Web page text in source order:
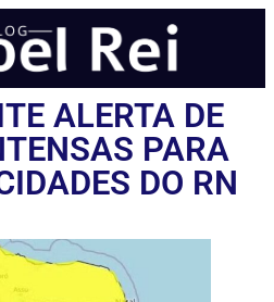
ALERTA DE
PARA
DO RN